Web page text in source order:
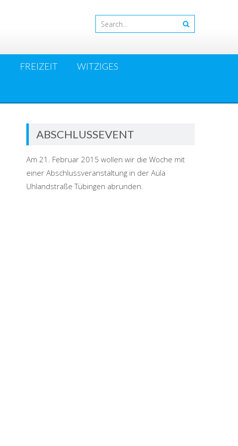
FREIZEIT WITZIGES
ABSCHLUSSEVENT
Am 21. Februar 2015 wollen wir die Woche mit
einer Abschlussveranstaltung in der Aula
Uhlandstraße Tübingen abrunden.